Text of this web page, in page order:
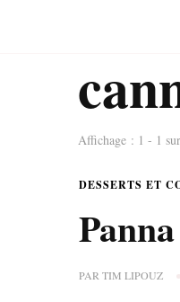
Affichage : 1 - 1
DESSERTS ET
PAR TIM LIPOUZ